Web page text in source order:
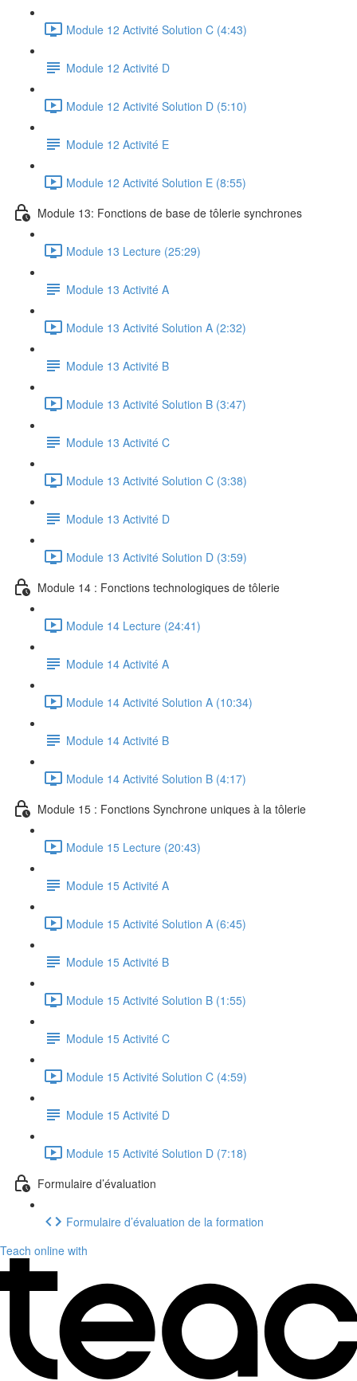
Module 12 Activité Solution C (4:43)
Module 12 Activité D
Module 12 Activité Solution D (5:10)
Module 12 Activité E
Module 12 Activité Solution E (8:55)
Module 13: Fonctions de base de tôlerie synchrones
Module 13 Lecture (25:29)
Module 13 Activité A
Module 13 Activité Solution A (2:32)
Module 13 Activité B
Module 13 Activité Solution B (3:47)
Module 13 Activité C
Module 13 Activité Solution C (3:38)
Module 13 Activité D
Module 13 Activité Solution D (3:59)
Module 14 : Fonctions technologiques de tôlerie
Module 14 Lecture (24:41)
Module 14 Activité A
Module 14 Activité Solution A (10:34)
Module 14 Activité B
Module 14 Activité Solution B (4:17)
Module 15 : Fonctions Synchrone uniques à la tôlerie
Module 15 Lecture (20:43)
Module 15 Activité A
Module 15 Activité Solution A (6:45)
Module 15 Activité B
Module 15 Activité Solution B (1:55)
Module 15 Activité C
Module 15 Activité Solution C (4:59)
Module 15 Activité D
Module 15 Activité Solution D (7:18)
Formulaire d’évaluation
Formulaire d’évaluation de la formation
Teach online with